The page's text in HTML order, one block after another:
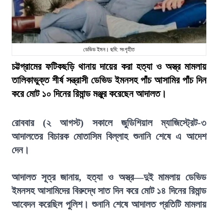
ডেভিড ইমন। ছবি: সংগৃহীত
চট্টগ্রামের ফটিকছড়ি থানায় দায়ের করা হত্যা ও অস্ত্র মামলায়
তালিকাভুক্ত শীর্ষ সন্ত্রাসী ডেভিড ইমনসহ পাঁচ আসামির পাঁচ দিন
করে মোট ১০ দিনের রিমান্ড মঞ্জুর করেছেন আদালত।
রোববার (২ আগস্ট) সকালে জুডিশিয়াল ম্যাজিস্ট্রেট-৩
আদালতের বিচারক মোতাসিম বিল্লাহ শুনানি শেষে এ আদেশ
দেন।
আদালত সূত্র জানায়, হত্যা ও অস্ত্র—দুই মামলায় ডেভিড
ইমনসহ আসামিদের বিরুদ্ধে সাত দিন করে মোট ১৪ দিনের রিমান্ড
আবেদন করেছিল পুলিশ। শুনানি শেষে আদালত প্রতিটি মামলায়